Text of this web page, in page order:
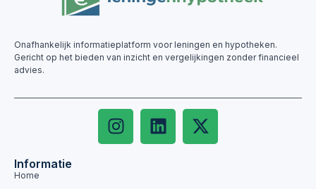
Onafhankelijk informatieplatform voor leningen en hypotheken.
Gericht op het bieden van inzicht en vergelijkingen zonder financieel
advies.
Informatie
Home